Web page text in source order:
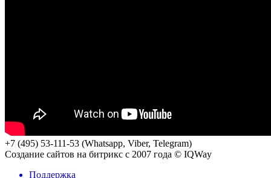
+7 (495) 53-111-53 (Whatsapp, Viber, Telegram)
Создание сайтов на битрикс с 2007 года © IQWay
Поддержка